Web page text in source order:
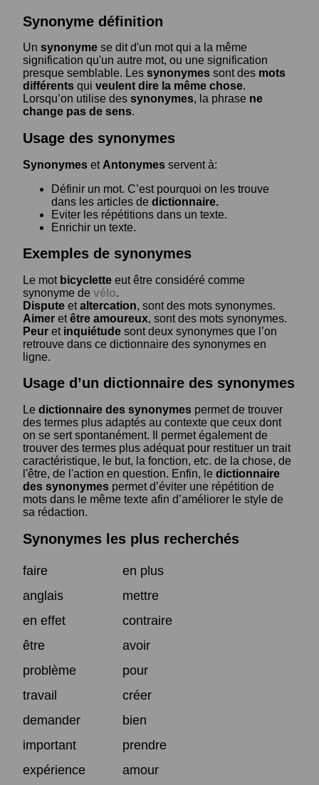
Synonyme définition
Un synonyme se dit d'un mot qui a la même
signification qu'un autre mot, ou une signification
presque semblable. Les synonymes sont des mots
différents qui veulent dire la même chose.
Lorsqu’on utilise des synonymes, la phrase ne
change pas de sens.
Usage des synonymes
Synonymes et Antonymes servent à:
Définir un mot. C’est pourquoi on les trouve
dans les articles de dictionnaire.
Eviter les répétitions dans un texte.
Enrichir un texte.
Exemples de synonymes
Le mot bicyclette eut être considéré comme
synonyme de vélo.
Dispute etaltercation, sont des mots synonymes.
Aimer etêtre amoureux, sont des mots synonymes.
Peur et inquiétude sont deux synonymes que l’on
retrouve dans ce dictionnaire des synonymes en
ligne.
Usage d’un dictionnaire des synonymes
Le dictionnaire des synonymes permet de trouver
des termes plus adaptés au contexte que ceux dont
on se sert spontanément. Il permet également de
trouver des termes plus adéquat pour restituer un trait
caractéristique, le but, la fonction, etc. de la chose, de
l'être, de l'action en question. Enfin, le dictionnaire
des synonymes permet d’éviter une répétition de
mots dans le même texte afin d’améliorer le style de
sa rédaction.
Synonymes les plus recherchés
faire
en plus
anglais
mettre
en effet
contraire
être
avoir
problème
pour
travail
créer
demander
bien
important
prendre
expérience
amour